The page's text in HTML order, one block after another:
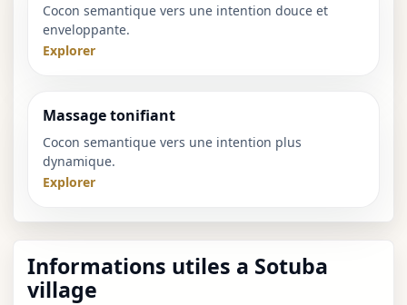
Cocon semantique vers une intention douce et
enveloppante.
Explorer
Massage tonifiant
Cocon semantique vers une intention plus
dynamique.
Explorer
Informations utiles a Sotuba
village